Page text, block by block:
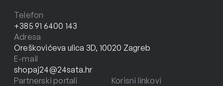
Telefon
+385 91 6400 143
Adresa
Oreškovićeva ulica 3D, 10020 Zagreb
E-mail
shopaj24@24sata.hr
Partnerski portali
Korisni linkovi